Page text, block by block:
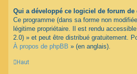
Qui a développé ce logiciel de forum
Ce programme (dans sa forme non
légitime propriétaire. Il est rendu
2.0) » et peut être distribué gratuitement.
À propos de phpBB » (en anglais).
Haut